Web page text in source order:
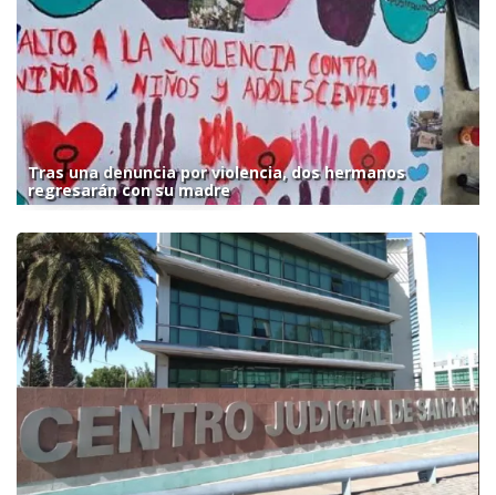
Tras una denuncia por violencia, dos hermanos
regresarán con su madre